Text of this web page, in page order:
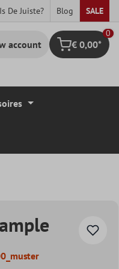
De Juiste? Blog SALE
account Winkelmandje
0
€ 0,00*